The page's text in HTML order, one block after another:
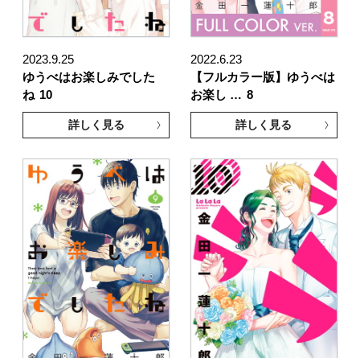
2023.9.25
ゆうべはお楽しみでした
ね 10
詳しく見る
2022.6.23
【フルカラー版】ゆうべは
お楽し … 8
詳しく見る